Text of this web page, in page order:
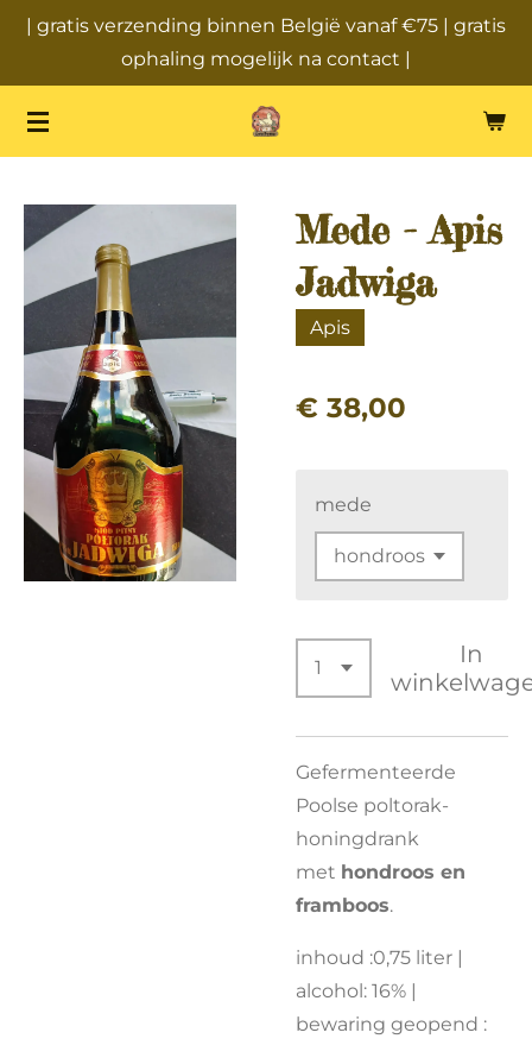
de
hoofdinhoud
| gratis verzending binnen België vanaf €75 | gratis
ophaling mogelijk na contact |
Mede - Apis
Jadwiga
Apis
€ 38,00
mede
In
Gefermenteerde
Poolse poltorak-
honingdrank
met hondroos en
framboos.
inhoud :0,75 liter |
alcohol: 16% |
bewaring geopend :